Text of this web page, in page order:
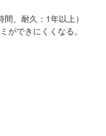
、耐久：1年以上）
ができにくくなる。